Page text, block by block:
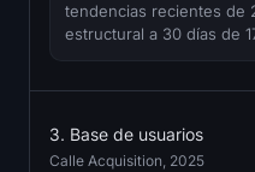
tendencias recientes de
estructural a 30 días de
3. Base de usuarios
Calle Acquisition, 2025